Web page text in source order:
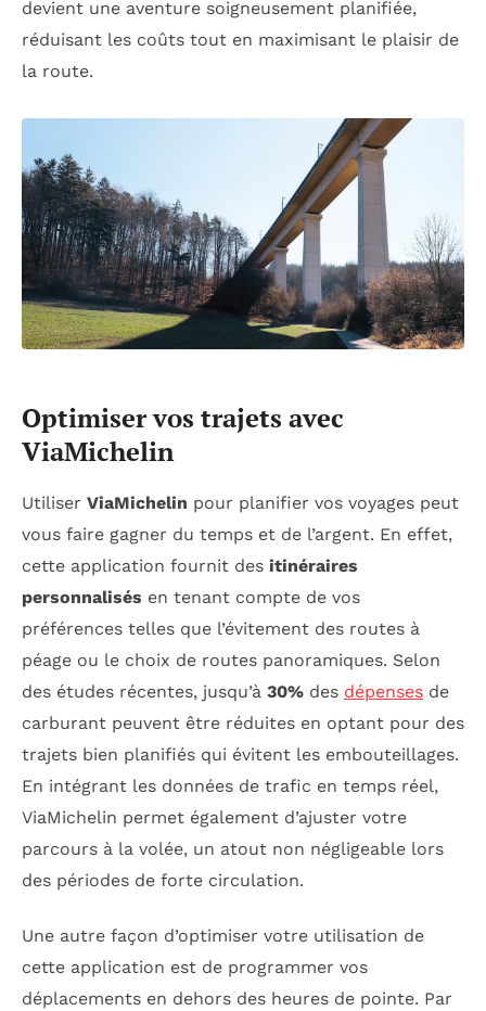
devient une aventure soigneusement planifiée,
réduisant les coûts tout en maximisant le plaisir de
la route.
Optimiser vos trajets avec
ViaMichelin
Utiliser ViaMichelin pour planifier vos voyages peut
vous faire gagner du temps et de l’argent. En effet,
cette application fournit des itinéraires
personnalisés en tenant compte de vos
préférences telles que l’évitement des routes à
péage ou le choix de routes panoramiques. Selon
des études récentes, jusqu’à 30% des dépenses de
carburant peuvent être réduites en optant pour des
trajets bien planifiés qui évitent les embouteillages.
En intégrant les données de trafic en temps réel,
ViaMichelin permet également d’ajuster votre
parcours à la volée, un atout non négligeable lors
des périodes de forte circulation.
Une autre façon d’optimiser votre utilisation de
cette application est de programmer vos
déplacements en dehors des heures de pointe. Par